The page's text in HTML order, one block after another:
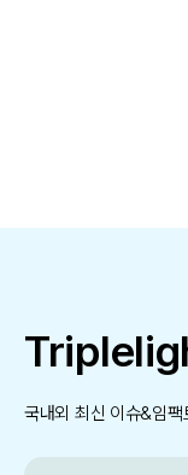
국내외 최신 이슈&임